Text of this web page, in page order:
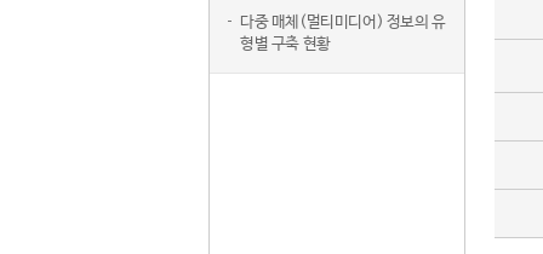
다중 매체(멀티미디어) 정보의 유
형별 구축 현황